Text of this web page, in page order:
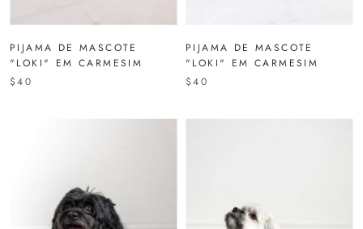
PIJAMA DE MASCOTE
"LOKI" EM CARMESIM
$40
PIJAMA DE MASCOTE
"LOKI" EM CARMESIM
$40